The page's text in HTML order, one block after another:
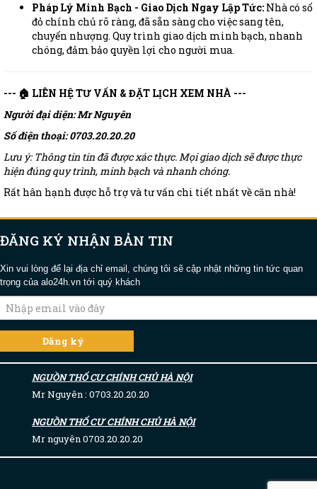
Pháp Lý Minh Bạch - Giao Dịch Ngay Lập Tức: Nhà có sổ
đỏ chính chủ rõ ràng, đã sẵn sàng cho việc sang tên,
chuyển nhượng. Quy trình giao dịch minh bạch, nhanh
chóng, đảm bảo quyền lợi cho người mua.
--- 🏠 LIÊN HỆ TƯ VẤN & ĐẶT LỊCH XEM NHÀ ---
Người đại diện: Mr Nguyên
Số điện thoại: 0703.20.20.20
Lưu ý: Thông tin tin đã được xác thực. Mọi giao dịch sẽ được thực
hiện đúng quy trình, minh bạch và nhanh chóng.
Rất hân hạnh được hỗ trợ và tư vấn chi tiết nhất về căn nhà!
ĐĂNG KÝ NHẬN BẢN TIN
Xin vui lòng để lại địa chỉ email, chúng tôi sẽ cập nhật những tin tức quan
trọng của alo24h.vn tới quý khách
NGUỒN THỔ CƯ CHÍNH CHỦ HÀ NỘI
Mr Nguyên : 0703.20.20.20
NGUỒN THỔ CƯ CHÍNH CHỦ HÀ NỘI
Mr nguyên 0703.20.20.20